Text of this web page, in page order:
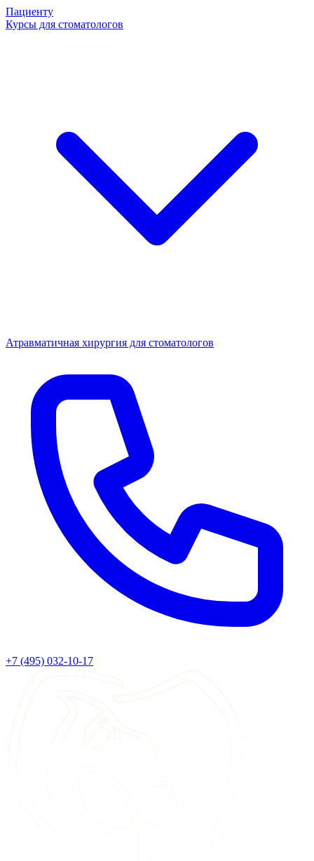
Пациенту
Курсы для стоматологов
Атравматичная хирургия для стоматологов
+7 (495) 032-10-17